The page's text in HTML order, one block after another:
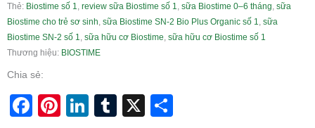
Thẻ: Biostime số 1, review sữa Biostime số 1, sữa Biostime 0–6 tháng, sữa
Biostime cho trẻ sơ sinh, sữa Biostime SN-2 Bio Plus Organic số 1, sữa
Biostime SN-2 số 1, sữa hữu cơ Biostime, sữa hữu cơ Biostime số 1
Thương hiệu: BIOSTIME
Chia sẻ:
Facebook
Pinterest
LinkedIn
Tumblr
X